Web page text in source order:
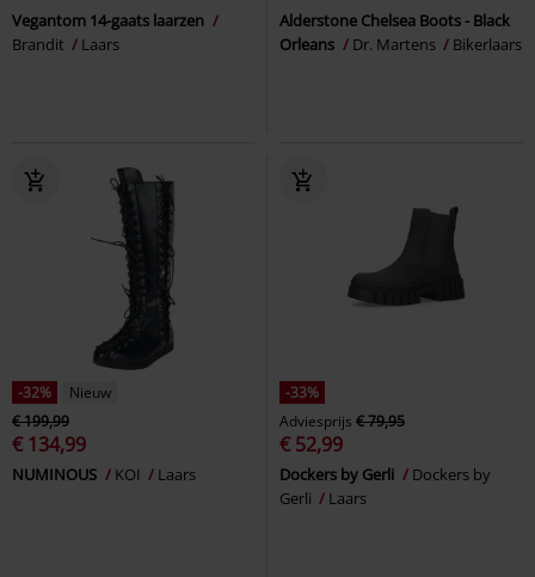
Vegantom 14-gaats laarzen
Brandit
Laars
Alderstone Chelsea Boots - Black
Orleans
Dr. Martens Bikerlaars
-32%
Nieuw
€ 199,99
€ 134,99
NUMINOUS KOI Laars
-33%
Adviesprijs € 79,95
€ 52,99
Dockers by Gerli
Dockers by
Gerli
Laars